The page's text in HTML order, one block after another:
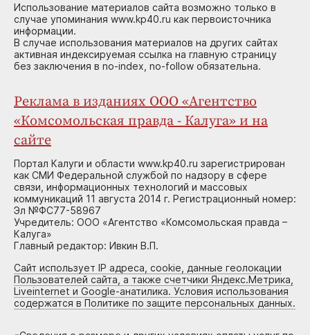
Использование материалов сайта возможно только в
случае упоминания www.kp40.ru как первоисточника
информации.
В случае использования материалов на других сайтах
активная индексируемая ссылка на главную страницу
без заключения в no-index, no-follow обязательна.
Реклама в изданиях ООО «Агентство
«Комсомольская правда - Калуга» и на
сайте
Портал Калуги и области www.kp40.ru зарегистрирован
как СМИ Федеральной службой по надзору в сфере
связи, информационных технологий и массовых
коммуникаций 11 августа 2014 г. Регистрационный номер:
Эл №ФС77-58967
Учредитель: ООО «Агентство «Комсомольская правда –
Калуга»
Главный редактор: Ивкин В.П.
Сайт использует IP адреса, cookie, данные геолокации
Пользователей сайта, а также счетчики Яндекс.Метрика,
Liveinternet и Google-анатилика. Условия использования
содержатся в Политике по защите персональных данных.